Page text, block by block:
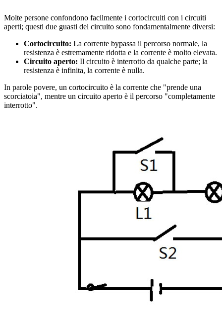
Molte persone confondono facilmente i cortocircuiti con i circuiti
aperti; questi due guasti del circuito sono fondamentalmente diversi:
Cortocircuito: La corrente bypassa il percorso normale, la
resistenza è estremamente ridotta e la corrente è molto elevata.
Circuito aperto: Il circuito è interrotto da qualche parte; la
resistenza è infinita, la corrente è nulla.
In parole povere, un cortocircuito è la corrente che "prende una
scorciatoia", mentre un circuito aperto è il percorso "completamente
interrotto".